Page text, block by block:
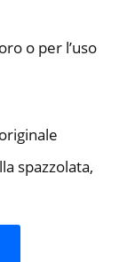
o per l’uso
spazzolata,